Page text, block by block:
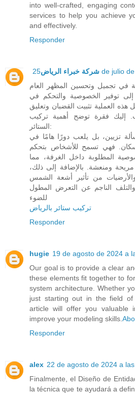
into well-crafted, engaging
services to help you achieve
and effectively.
Responder
شركة خبراء الرياض 25 de julio
في تجميل وتحسين المظهر العام
إلى توفير الخصوصية والتحكم في
العملية تثبيت القضبان وتعليق
إليك فقرة توضح أهمية تركيب
الستائر:
تزيين، بل يلعب دورًا هامًا في
فهي تسمح للأشخاص بتحكم
المطلوبة داخل الغرفة، مما
ومنعشة. بالإضافة إلى ذلك،
والأرضيات من تأثير أشعة الشمس
والتلف الناجم عن التعرض المطول
للضوء
تركيب ستائر بالرياض
Responder
hugie 19 de agosto de 2024 a
Our goal is to provide a clear
these elements fit together to
system architecture. Whether
just starting out in the field of
article will offer you valuable
improve your modeling skills.
Responder
alex 22 de agosto de 2024 a
Finalmente, el Diseño de
la técnica que te ayudará a